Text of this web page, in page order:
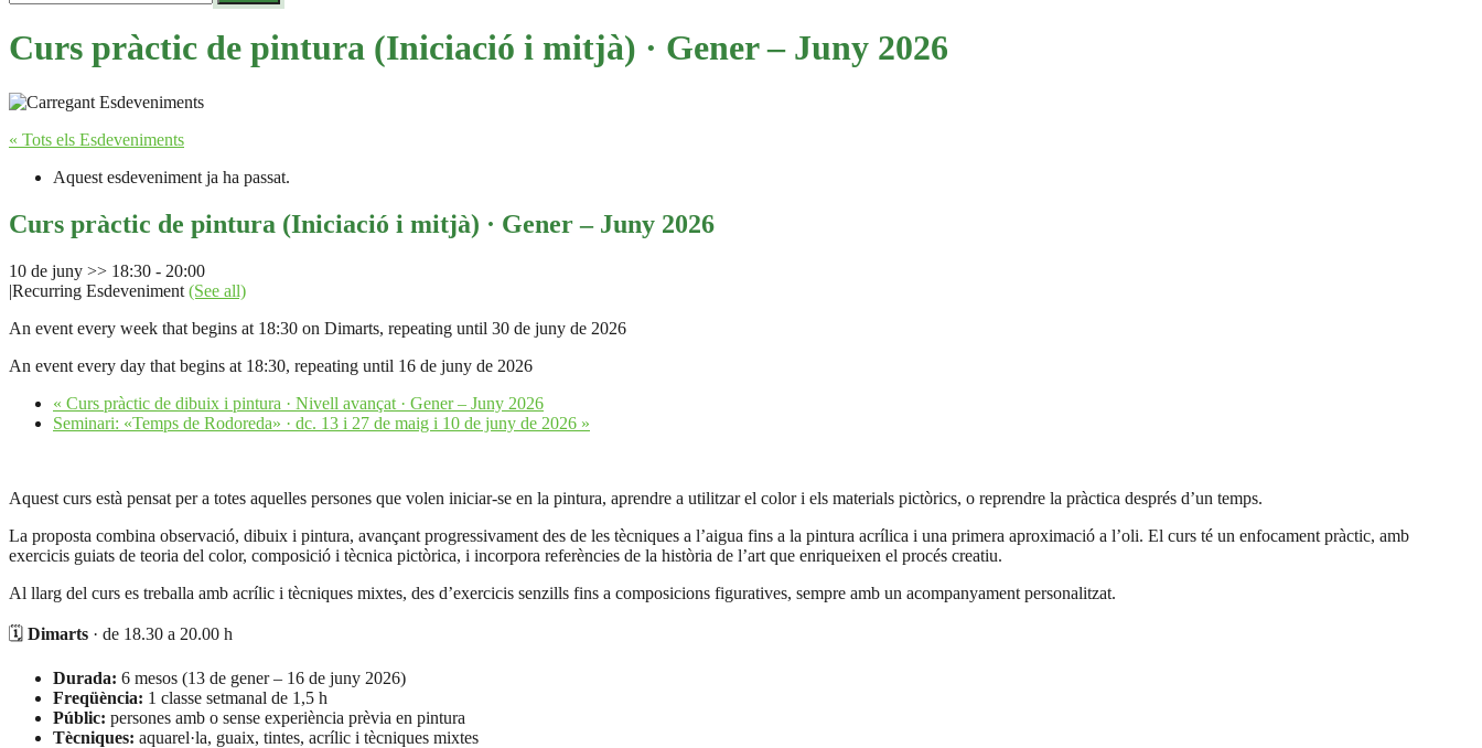
Curs pràctic de pintura (Iniciació i mitjà) · Gener – Juny 2026
« Tots els Esdeveniments
Aquest esdeveniment ja ha passat.
Curs pràctic de pintura (Iniciació i mitjà) · Gener – Juny 2026
10 de juny >> 18:30 - 20:00
|Recurring Esdeveniment (See all)
An event every week that begins at 18:30 on Dimarts, repeating until 30 de juny de 2026
An event every day that begins at 18:30, repeating until 16 de juny de 2026
« Curs pràctic de dibuix i pintura · Nivell avançat · Gener – Juny 2026
Seminari: «Temps de Rodoreda» · dc. 13 i 27 de maig i 10 de juny de 2026 »
Aquest curs està pensat per a totes aquelles persones que volen iniciar-se en la pintura, aprendre a utilitzar el color i els materials pictòrics, o reprendre la pràctica després d’un temps.
La proposta combina observació, dibuix i pintura, avançant progressivament des de les tècniques a l’aigua fins a la pintura acrílica i una primera aproximació a l’oli. El curs té un enfocament pràctic, amb
exercicis guiats de teoria del color, composició i tècnica pictòrica, i incorpora referències de la història de l’art que enriqueixen el procés creatiu.
Al llarg del curs es treballa amb acrílic i tècniques mixtes, des d’exercicis senzills fins a composicions figuratives, sempre amb un acompanyament personalitzat.
🗓️ Dimarts · de 18.30 a 20.00 h
Durada: 6 mesos (13 de gener – 16 de juny 2026)
Freqüència: 1 classe setmanal de 1,5 h
Públic: persones amb o sense experiència prèvia en pintura
Tècniques: aquarel·la, guaix, tintes, acrílic i tècniques mixtes